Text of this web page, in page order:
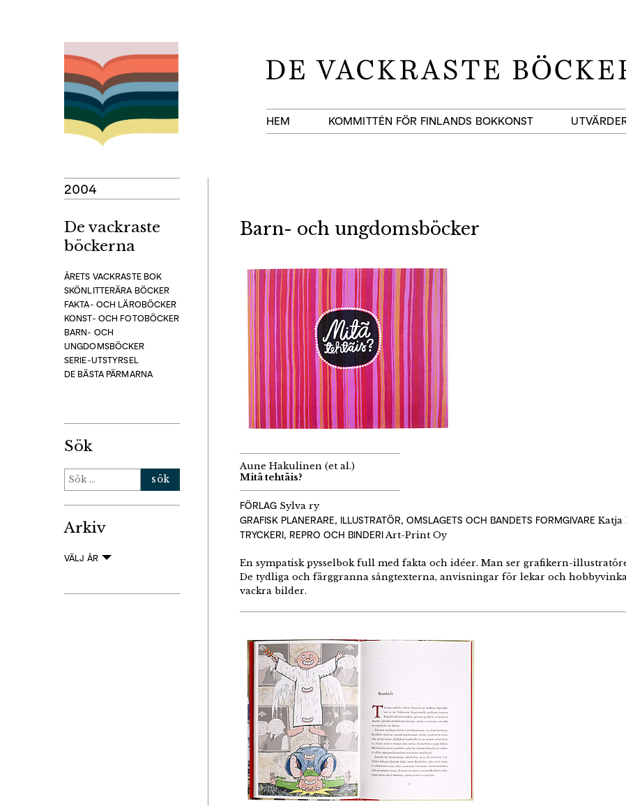
till
innehåll
HEM KOMMITTÉN FÖR FINLANDS BOKKONST
2004
De vackraste
böckerna
ÅRETS VACKRASTE BOK
SKÖNLITTERÄRA BÖCKER
FAKTA- OCH LÄROBÖCKER
KONST- OCH FOTOBÖCKER
BARN- OCH
UNGDOMSBÖCKER
SERIE-UTSTYRSEL
DE BÄSTA PÄRMARNA
Sök
Sök
efter:
Arkiv
VÄLJ ÅR
Barn- och ungdomsböcker
Aune Hakulinen (et al.)
Mitä tehtäis?
FÖRLAG Sylva ry
GRAFISK PLANERARE, ILLUSTRATÖR, OMSLAGETS OCH BANDETS FORMGIVARE
TRYCKERI, REPRO OCH BINDERIArt-Print Oy
En sympatisk pysselbok full med fakta och idéer. Man ser grafikern-
De tydliga och färggranna sångtexterna, anvisningar för lekar och
vackra bilder.